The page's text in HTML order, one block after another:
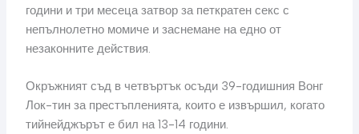
години и три месеца затвор за петкратен секс с
непълнолетно момиче и заснемане на едно от
незаконните действия.
Окръжният съд в четвъртък осъди 39-годишния Вонг
Лок-тин за престъпленията, които е извършил, когато
тийнейджърът е бил на 13-14 години.